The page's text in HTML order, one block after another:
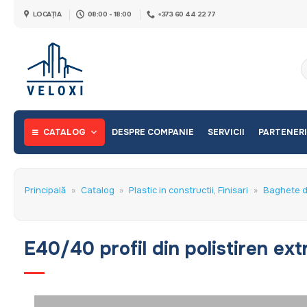
LOCAȚIA 08:00 - 18:00 +373 60 44 22 77
CATALOG DESPRE COMPANIE SERVICII PARTENERI
Principală » Catalog » Plastic in constructii, Finisari » Baghete
E40/40 profil din polistiren